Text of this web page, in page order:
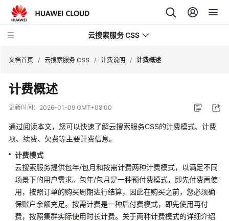
云搜索服务 CSS
新
动
态
服
务
公
告
文档首页 / 云搜索服务 CSS / 计费说明 / 计费概述
计费概述
更新时间： 2026-01-09 GMT+08:00
通过阅读本文，您可以快速了解云搜索服务CSS的计费模式、计费
项、续费、欠费等主要计费信息。
计费模式
云搜索服务提供包年/包月和按需计费两种计费模式，以满足不同
场景下的用户需求。包年/包月是一种预付费模式，即先付费再使
用，按照订单的购买周期进行结算，因此在购买之前，您必须确
保账户余额充足。按需计费是一种后付费模式，即先使用再付
费，按照集群实际使用时长计费。关于两种计费模式的详细介绍